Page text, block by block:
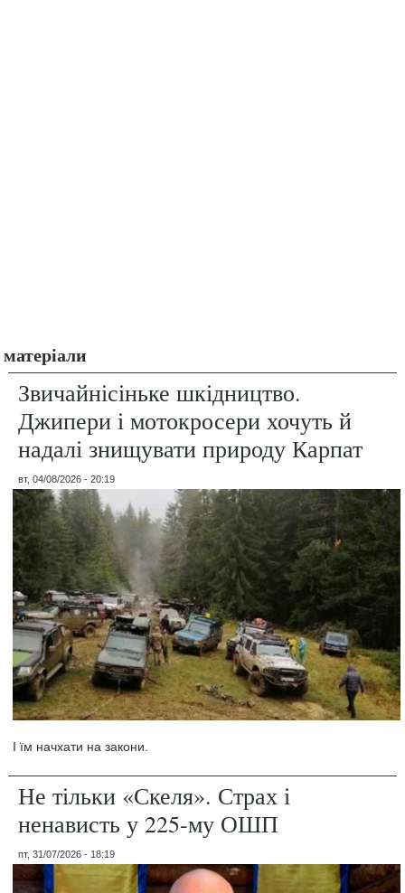
матеріали
Звичайнісіньке шкідництво.
Джипери і мотокросери хочуть й
надалі знищувати природу Карпат
вт, 04/08/2026 - 20:19
І їм начхати на закони.
Не тільки «Скеля». Страх і
ненависть у 225-му ОШП
пт, 31/07/2026 - 18:19